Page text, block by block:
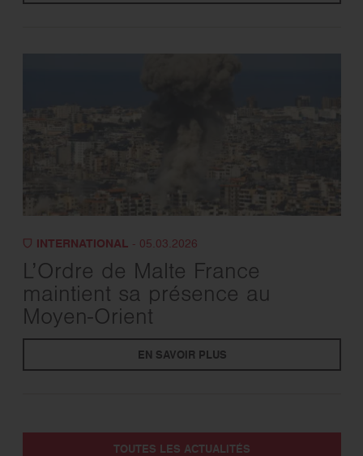
INTERNATIONAL - 05.03.2026
L’Ordre de Malte France
maintient sa présence au
Moyen-Orient
EN SAVOIR PLUS
TOUTES LES ACTUALITÉS